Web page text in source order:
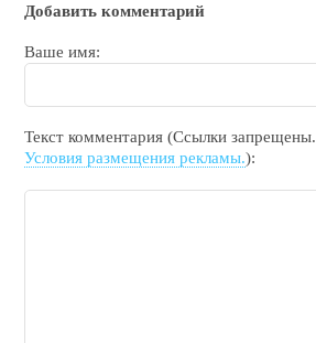
Добавить комментарий
Ваше имя:
Текст комментария (Ссылки запрещены.
Условия размещения рекламы.):